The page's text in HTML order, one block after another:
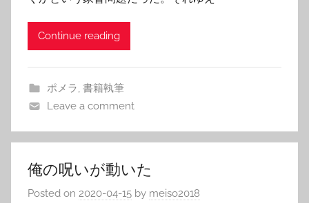
Continue reading
ポメラ 書籍執筆
Leave a comment
俺の呪いが動いた
Posted on 2020-04-15 by meiso2018